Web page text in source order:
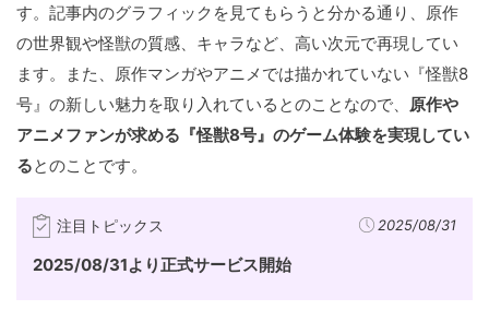
す。記事内のグラフィックを見てもらうと分かる通り、原作
の世界観や怪獣の質感、キャラなど、高い次元で再現してい
ます。また、原作マンガやアニメでは描かれていない『怪獣8
号』の新しい魅力を取り入れているとのことなので、 原作や
アニメファンが求める『怪獣8号』のゲーム体験を実現してい
るとのことです。
注目トピックス 2025/08/31
2025/08/31より正式サービス開始